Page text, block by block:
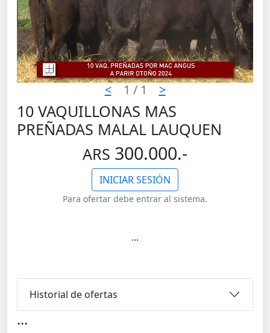
< 1 / 1 >
10 VAQUILLONAS MAS
PREÑADAS MALAL LAUQUEN
ARS 300.000.-
INICIAR SESIÓN
Para ofertar debe entrar al sistema.
...
Historial de ofertas
...